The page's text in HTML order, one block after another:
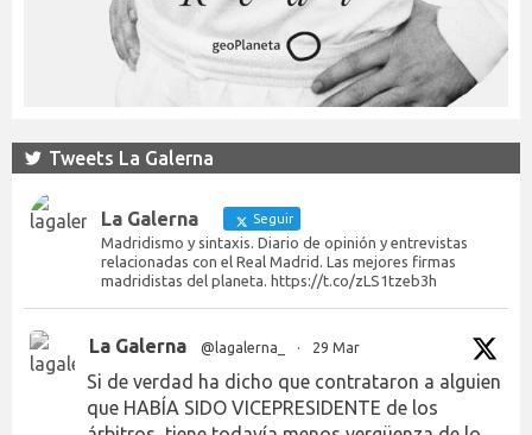
Tweets La Galerna
La Galerna Seguir
Madridismo y sintaxis. Diario de opinión y entrevistas
relacionadas con el Real Madrid. Las mejores firmas
madridistas del planeta. https://t.co/zLS1tzeb3h
La Galerna @lagalerna_ · 29 Mar
Si de verdad ha dicho que contrataron a alguien
que HABÍA SIDO VICEPRESIDENTE de los